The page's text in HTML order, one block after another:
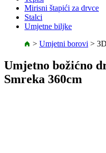
Mirisni štapići za drvce
Stalci
Umjetne biljke
> Umjetni borovi >
Umjetno božićno
Smreka 360cm